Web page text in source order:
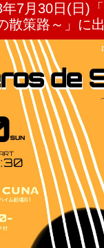
年7月30日(日)
散策路～」に